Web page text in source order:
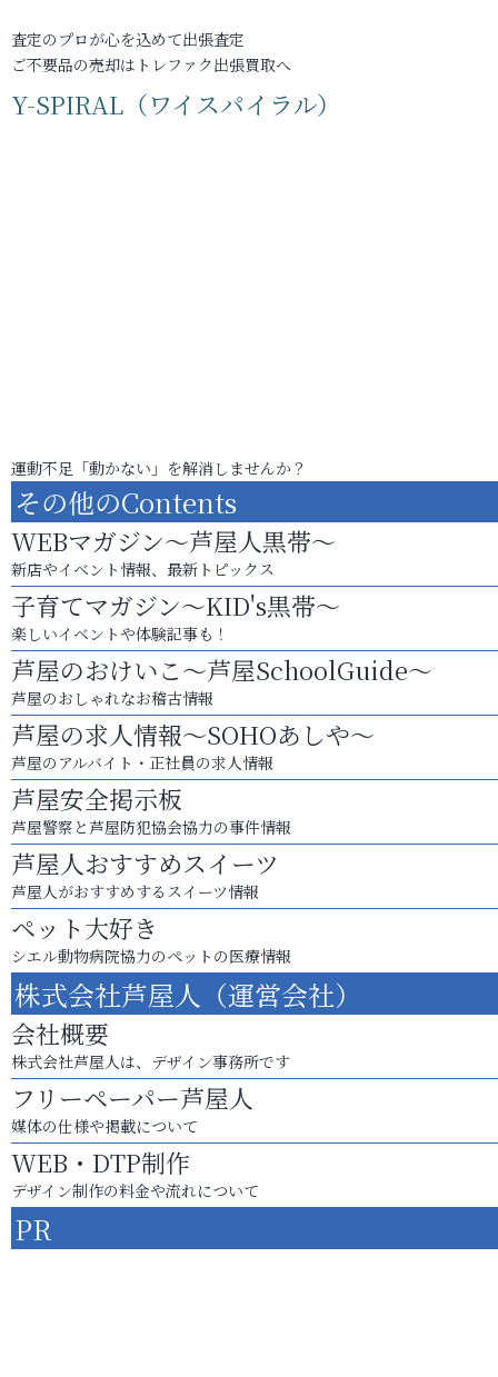
査定のプロが心を込めて出張査定
ご不要品の売却はトレファク出張買取へ
Y-SPIRAL（ワイスパイラル）
運動不足「動かない」を解消しませんか？
その他のContents
WEBマガジン～芦屋人黒帯～
新店やイベント情報、最新トピックス
子育てマガジン～KID's黒帯～
楽しいイベントや体験記事も！
芦屋のおけいこ～芦屋SchoolGuide～
芦屋のおしゃれなお稽古情報
芦屋の求人情報～SOHOあしや～
芦屋のアルバイト・正社員の求人情報
芦屋安全掲示板
芦屋警察と芦屋防犯協会協力の事件情報
芦屋人おすすめスイーツ
芦屋人がおすすめするスイーツ情報
ペット大好き
シエル動物病院協力のペットの医療情報
株式会社芦屋人（運営会社）
会社概要
株式会社芦屋人は、デザイン事務所です
フリーペーパー芦屋人
媒体の仕様や掲載について
WEB・DTP制作
デザイン制作の料金や流れについて
PR